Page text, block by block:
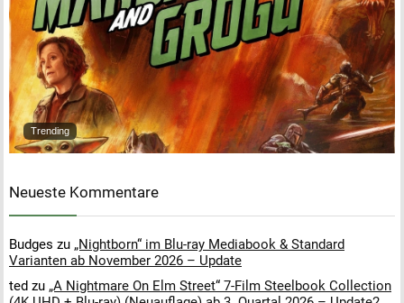
Trending
Neueste Kommentare
Budges zu „Nightborn“ im Blu-ray Mediabook & Standard
Varianten ab November 2026 – Update
ted zu „A Nightmare On Elm Street“ 7-Film Steelbook Collection